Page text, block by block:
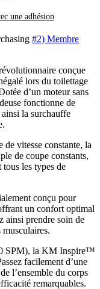
une adhésion
#2) Membre
conçue
lors du toilettage
d’un moteur sans
fonctionne de
la surchauffe
vitesse constante, la
de coupe constants,
les types de
conçu pour
un confort optimal
ainsi prendre soin de
SPM), la KM Inspire™
facilement d’une
l’ensemble du corps
remarquables.